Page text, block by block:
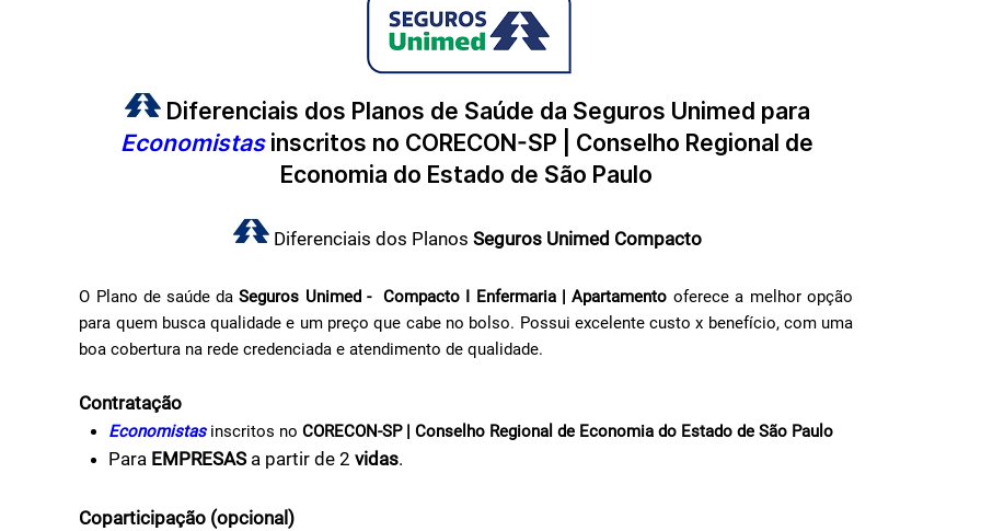
Diferenciais dos Planos de Saúde da Seguros Unimed para
Economistas inscritos no CORECON-SP | Conselho Regional de
Economia do Estado de São Paulo
Diferenciais dos Planos Seguros Unimed Compacto
O Plano de saúde daSeguros Unimed - Compacto I Enfermaria | Apartamento oferece a melhor opção
para quem busca qualidade e um preço que cabe no bolso. Possui excelente custo x benefício, com uma
boa cobertura na rede credenciada e atendimento de qualidade.
Contratação
Economistas inscritos no CORECON-SP | Conselho Regional de Economia do Estado de São Paulo
Para EMPRESASa partir de 2 vidas.
Coparticipação (opcional)